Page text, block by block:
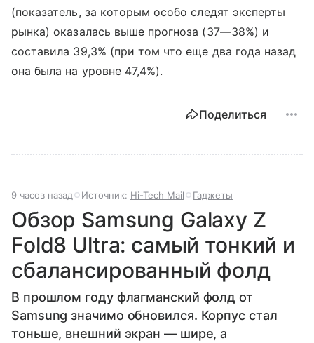
(показатель, за которым особо следят эксперты
рынка) оказалась выше прогноза (37—38%) и
составила 39,3% (при том что еще два года назад
она была на уровне 47,4%).
Поделиться
9 часов назад Источник: Hi-Tech Mail Гаджеты
Обзор Samsung Galaxy Z
Fold8 Ultra: самый тонкий и
сбалансированный фолд
В прошлом году флагманский фолд от
Samsung значимо обновился. Корпус стал
тоньше, внешний экран — шире, а